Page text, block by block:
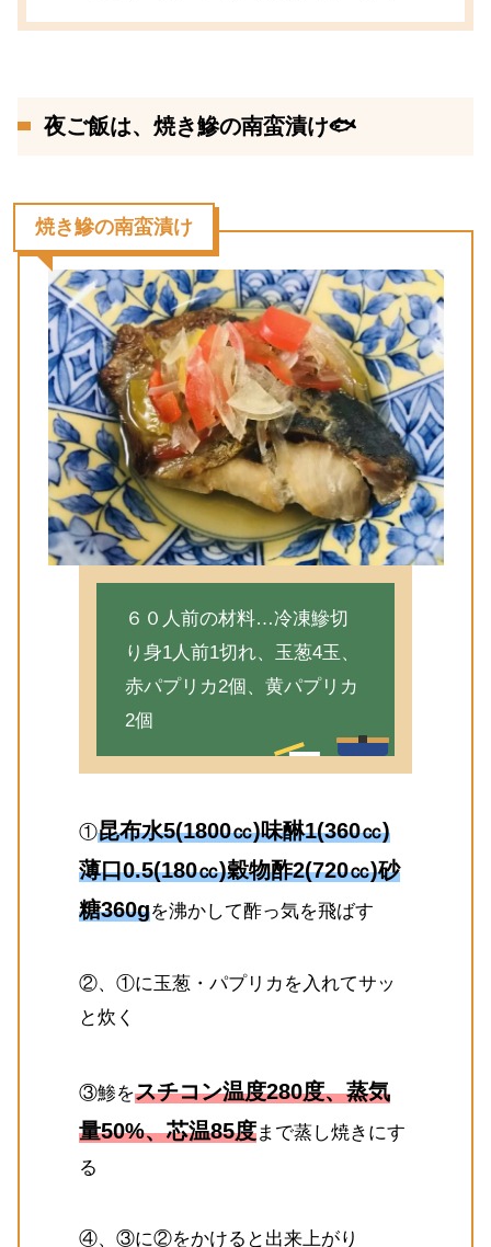
夜ご飯は、焼き鰺の南蛮漬け🐟
焼き鰺の南蛮漬け
６０人前の材料…冷凍鰺切
り身1人前1切れ、玉葱4玉、
赤パプリカ2個、黄パプリカ
2個
①昆布水5(1800㏄)味醂1(360㏄)
薄口0.5(180㏄)穀物酢2(720㏄)砂
糖360gを沸かして酢っ気を飛ばす
②、①に玉葱・パプリカを入れてサッ
と炊く
③鯵をスチコン温度280度、蒸気
量50%、芯温85度まで蒸し焼きにす
る
④、③に②をかけると出来上がり